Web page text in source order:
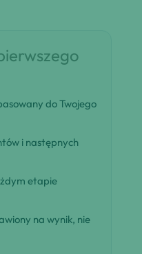
do Twojego
i następnych
etapie
na wynik, nie